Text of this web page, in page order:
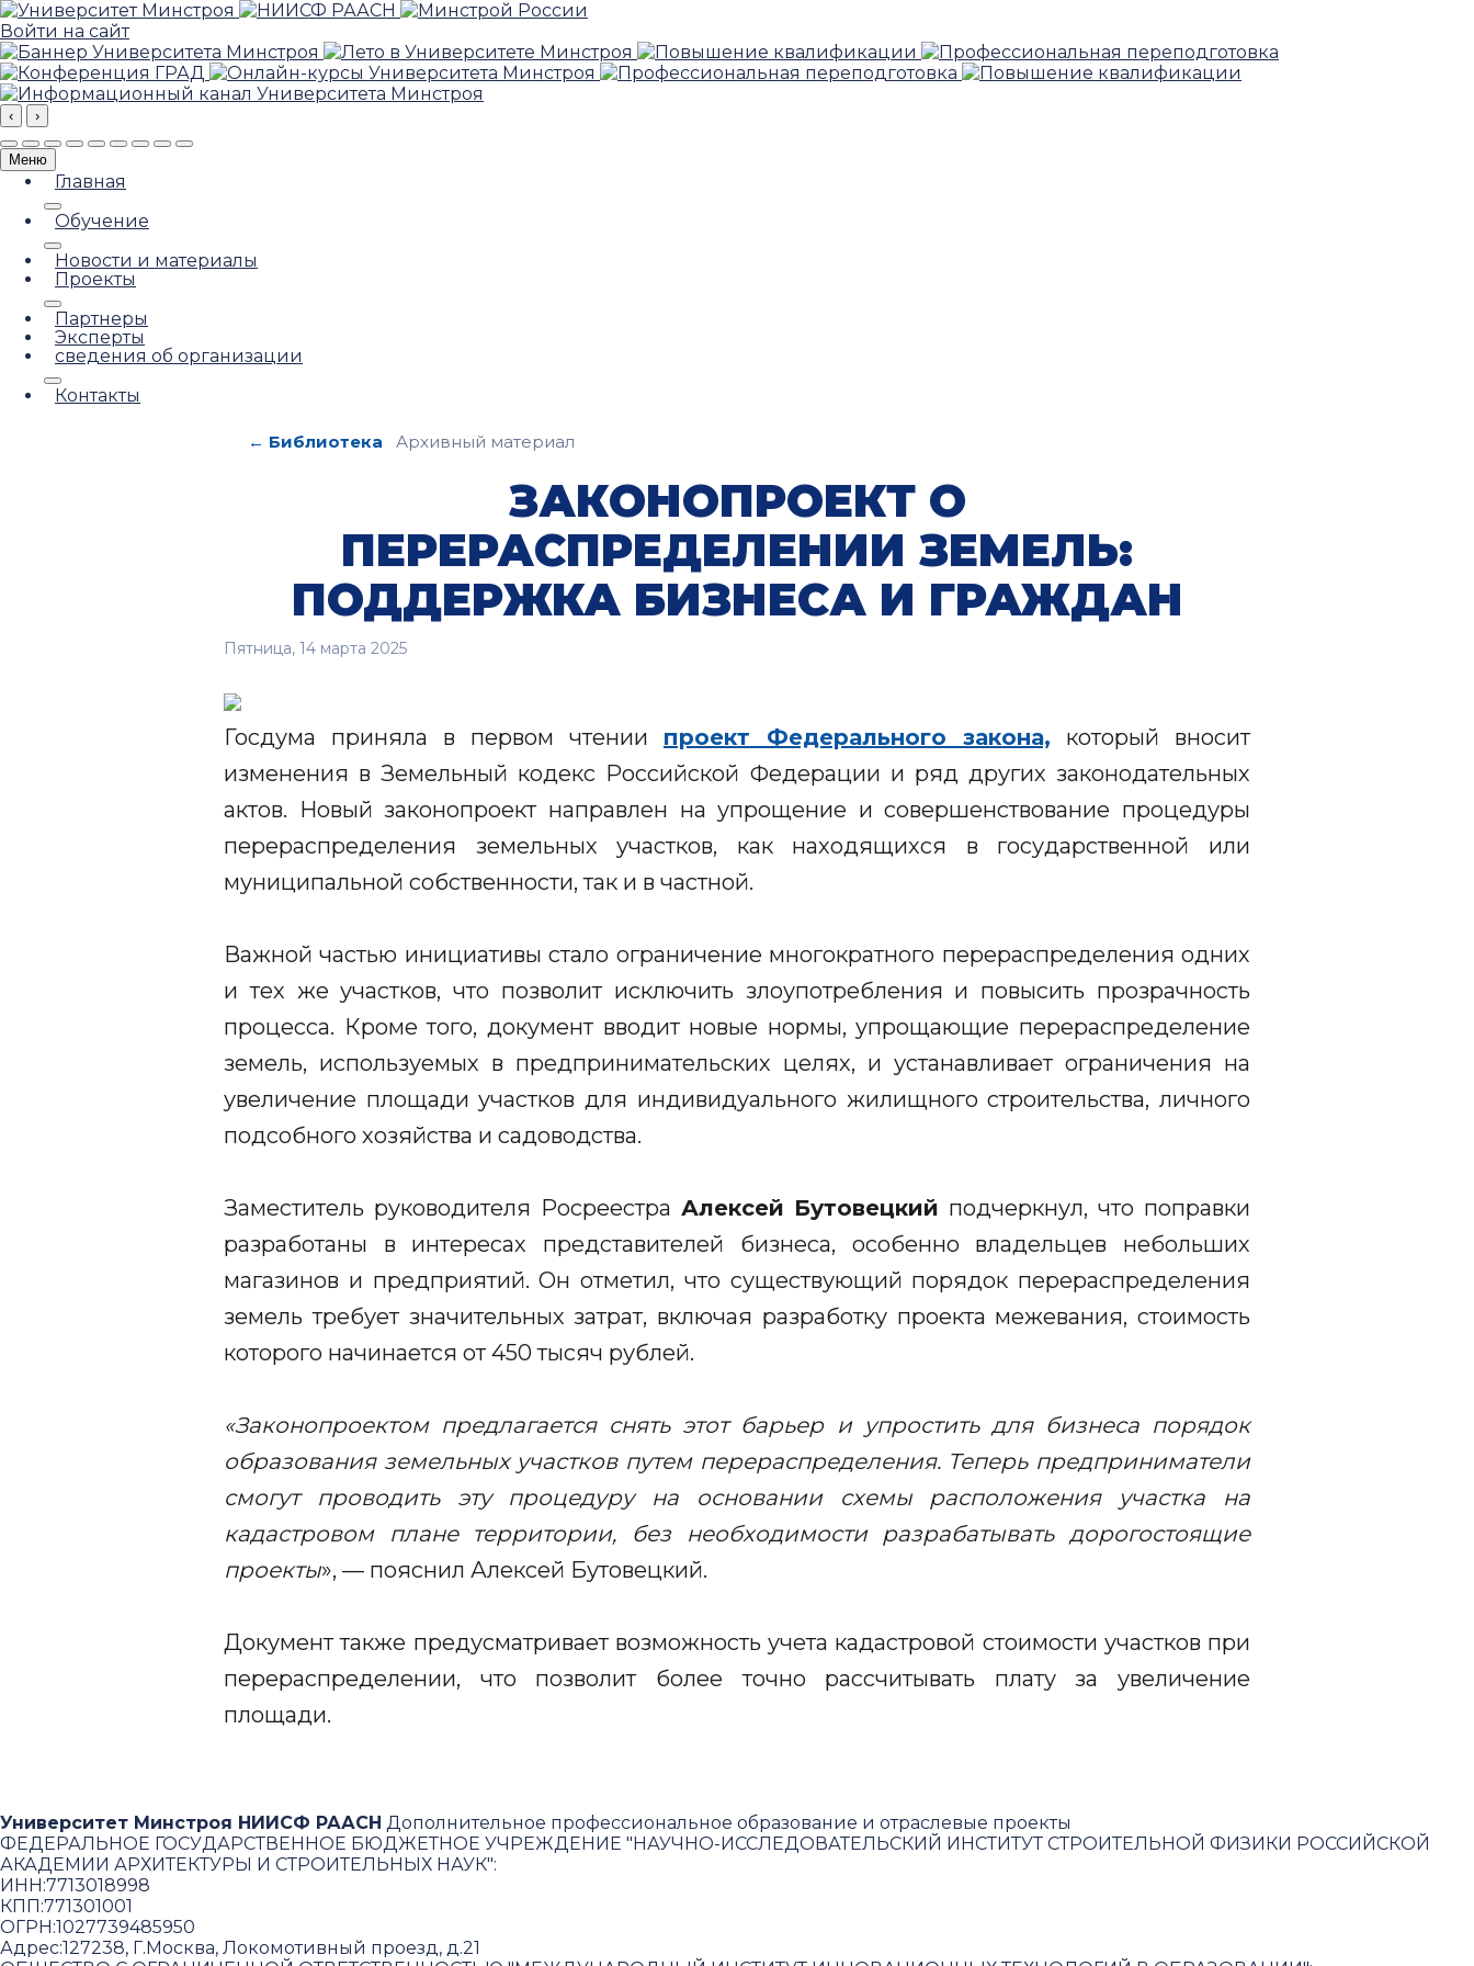
Войти на сайт
‹ ›
Меню
Главная
Обучение
Новости и материалы
Проекты
Партнеры
Эксперты
сведения об организации
Контакты
← Библиотека Архивный материал
ЗАКОНОПРОЕКТ О
ПЕРЕРАСПРЕДЕЛЕНИИ ЗЕМЕЛЬ:
ПОДДЕРЖКА БИЗНЕСА И ГРАЖДАН
Пятница, 14 марта 2025
Госдума приняла в первом чтении проект Федерального закона, который вносит
изменения в Земельный кодекс Российской Федерации и ряд других законодательных
актов. Новый законопроект направлен на упрощение и совершенствование процедуры
перераспределения земельных участков, как находящихся в государственной или
муниципальной собственности, так и в частной.
Важной частью инициативы стало ограничение многократного перераспределения одних
и тех же участков, что позволит исключить злоупотребления и повысить прозрачность
процесса. Кроме того, документ вводит новые нормы, упрощающие перераспределение
земель, используемых в предпринимательских целях, и устанавливает ограничения на
увеличение площади участков для индивидуального жилищного строительства, личного
подсобного хозяйства и садоводства.
Заместитель руководителя Росреестра Алексей Бутовецкий подчеркнул, что поправки
разработаны в интересах представителей бизнеса, особенно владельцев небольших
магазинов и предприятий. Он отметил, что существующий порядок перераспределения
земель требует значительных затрат, включая разработку проекта межевания, стоимость
которого начинается от 450 тысяч рублей.
«Законопроектом предлагается снять этот барьер и упростить для бизнеса порядок
образования земельных участков путем перераспределения. Теперь предприниматели
смогут проводить эту процедуру на основании схемы расположения участка на
кадастровом плане территории, без необходимости разрабатывать дорогостоящие
проекты», — пояснил Алексей Бутовецкий.
Документ также предусматривает возможность учета кадастровой стоимости участков при
перераспределении, что позволит более точно рассчитывать плату за увеличение
площади.
Университет Минстроя НИИСФ РААСН Дополнительное профессиональное образование и отраслевые проекты
ФЕДЕРАЛЬНОЕ ГОСУДАРСТВЕННОЕ БЮДЖЕТНОЕ УЧРЕЖДЕНИЕ "НАУЧНО-ИССЛЕДОВАТЕЛЬСКИЙ ИНСТИТУТ СТРОИТЕЛЬНОЙ ФИЗИКИ РОССИЙСКОЙ
АКАДЕМИИ АРХИТЕКТУРЫ И СТРОИТЕЛЬНЫХ НАУК":
ИНН:7713018998
КПП:771301001
ОГРН:1027739485950
Адрес:127238, Г.Москва, Локомотивный проезд, д.21